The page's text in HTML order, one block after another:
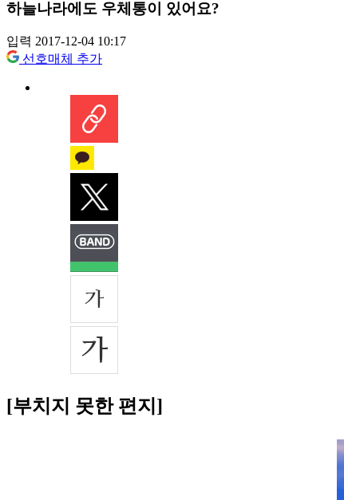
하늘나라에도 우체통이 있어요?
입력 2017-12-04 10:17
선호매체 추가
[부치지 못한 편지]